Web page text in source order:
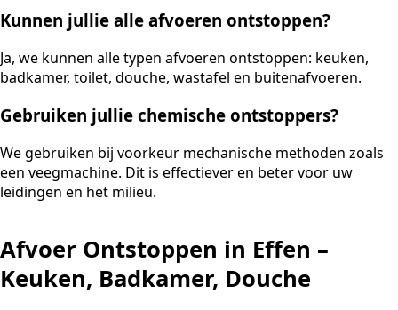
Kunnen jullie alle afvoeren ontstoppen?
Ja, we kunnen alle typen afvoeren ontstoppen: keuken,
badkamer, toilet, douche, wastafel en buitenafvoeren.
Gebruiken jullie chemische ontstoppers?
We gebruiken bij voorkeur mechanische methoden zoals
een veegmachine. Dit is effectiever en beter voor uw
leidingen en het milieu.
Afvoer Ontstoppen in Effen –
Keuken, Badkamer, Douche